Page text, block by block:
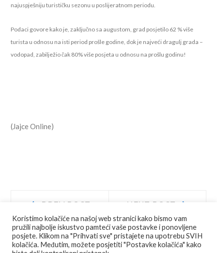
najuspješniju turističku sezonu u poslijeratnom periodu.
Podaci govore kako je, zaključno sa augustom, grad posjetilo 62 % više
turista u odnosu na isti period prošle godine, dok je najveći dragulj grada –
vodopad, zabilježio čak 80% više posjeta u odnosu na prošlu godinu!
(Jajce Online)
Navigacija
objava
PREV POST NEXT POST
Koristimo kolačiće na našoj web stranici kako bismo vam
pružili najbolje iskustvo pamteći vaše postavke i ponovljene
posjete. Klikom na "Prihvati sve" pristajete na upotrebu SVIH
kolačića. Međutim, možete posjetiti "Postavke kolačića" kako